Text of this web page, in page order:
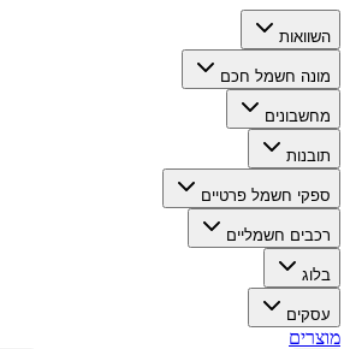
השוואות
מונה חשמל חכם
מחשבונים
תובנות
ספקי חשמל פרטיים
רכבים חשמליים
בלוג
עסקים
מוצרים